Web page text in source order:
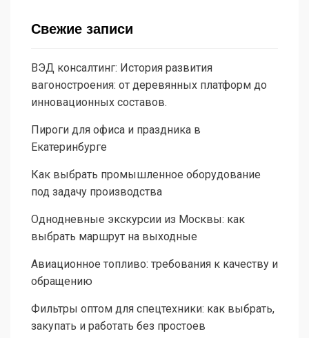
Свежие записи
ВЭД консалтинг: История развития
вагоностроения: от деревянных платформ до
инновационных составов.
Пироги для офиса и праздника в
Екатеринбурге
Как выбрать промышленное оборудование
под задачу производства
Однодневные экскурсии из Москвы: как
выбрать маршрут на выходные
Авиационное топливо: требования к качеству и
обращению
Фильтры оптом для спецтехники: как выбрать,
закупать и работать без простоев